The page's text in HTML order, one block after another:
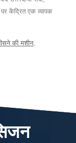
पर केंद्रित एक व्यापक
की मशीन,